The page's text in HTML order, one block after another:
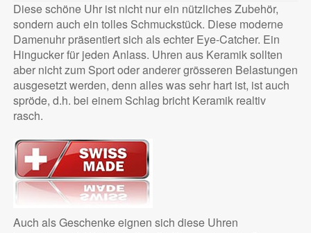
Diese schöne Uhr ist nicht nur ein nützliches Zubehör,
sondern auch ein tolles Schmuckstück. Diese moderne
Damenuhr präsentiert sich als echter Eye-Catcher. Ein
Hingucker für jeden Anlass. Uhren aus Keramik sollten
aber nicht zum Sport oder anderer grösseren Belastungen
ausgesetzt werden, denn alles was sehr hart ist, ist auch
spröde, d.h. bei einem Schlag bricht Keramik realtiv
rasch.
Auch als Geschenke eignen sich diese Uhren